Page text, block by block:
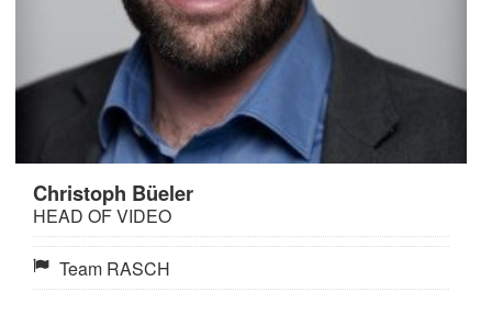
Christoph Büeler
HEAD OF VIDEO
Team RASCH